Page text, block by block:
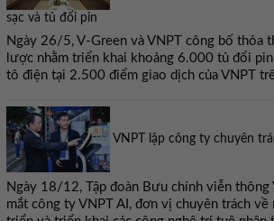
sạc và tủ đổi pin
Ngày 26/5, V-Green và VNPT công bố thỏa
lược nhằm triển khai khoảng 6.000 tủ đổi
tô điện tại 2.500 điểm giao dịch của VNPT
VNPT lập công ty chuyên
Ngày 18/12, Tập đoàn Bưu chính viễn thông
mắt công ty VNPT AI, đơn vị chuyên trách về